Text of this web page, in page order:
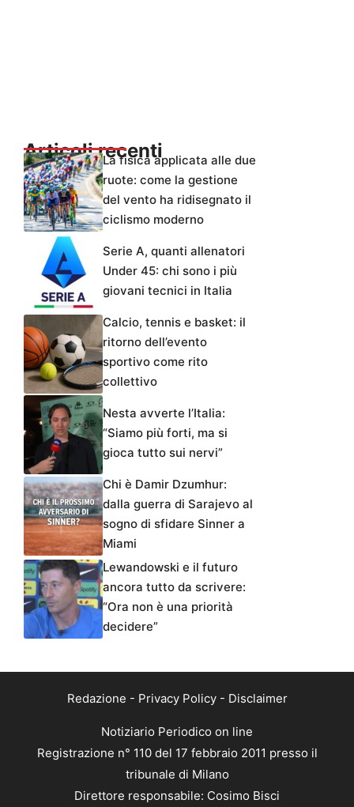
Articoli recentiLa fisica applicata alle due
ruote: come la gestione
del vento ha ridisegnato il
ciclismo moderno
Serie A, quanti allenatori
Under 45: chi sono i più
giovani tecnici in Italia
Calcio, tennis e basket: il
ritorno dell’evento
sportivo come rito
collettivo
Nesta avverte l’Italia:
“Siamo più forti, ma si
gioca tutto sui nervi”
Chi è Damir Dzumhur:
dalla guerra di Sarajevo al
sogno di sfidare Sinner a
Miami
Lewandowski e il futuro
ancora tutto da scrivere:
“Ora non è una priorità
decidere”
Redazione - Privacy Policy- Disclaimer
Notiziario Periodico on line
Registrazione n° 110 del 17 febbraio 2011 presso il
tribunale di Milano
Direttore responsabile: Cosimo Bisci